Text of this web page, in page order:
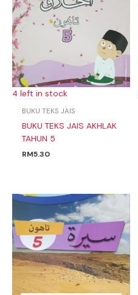
4 left in stock
BUKU TEKS JAIS
BUKU TEKS JAIS AKHLAK
TAHUN 5
RM5.30